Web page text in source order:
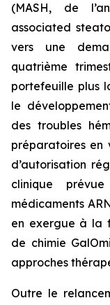
(MASH, de
associated
vers une
quatrième
portefeuille plus
le
des troubles
préparatoires en
d’autorisation
clinique
médicaments
en exergue à la
de chimie
approches
Outre le